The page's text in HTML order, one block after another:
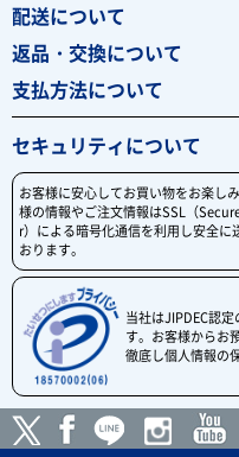
配送について
返品・交換について
支払方法について
セキュリティについて
お客様に安心してお買い物をお楽し
様の情報やご注文情報はSSL（
r）による暗号化通信を利用し安全に
おります。
当社はJIPDEC認
す。お客様からお
徹底し個人情報の